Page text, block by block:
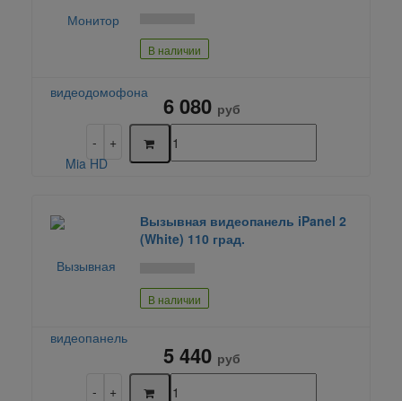
В наличии
6 080 руб
Вызывная видеопанель iPanel 2
(White) 110 град.
В наличии
5 440 руб